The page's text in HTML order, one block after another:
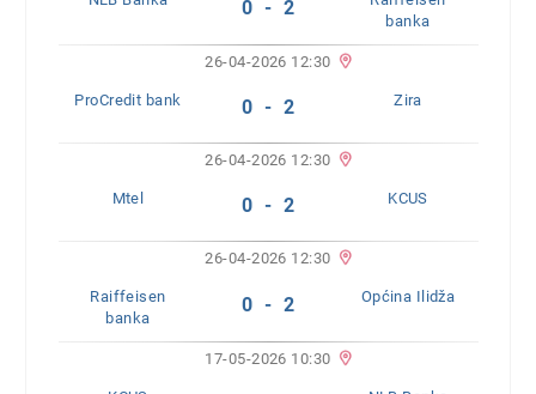
0 - 2
banka
26-04-2026 12:30
ProCredit bank 0 - 2 Zira
26-04-2026 12:30
Mtel 0 - 2 KCUS
26-04-2026 12:30
Raiffeisen
banka
0 - 2 Općina Ilidža
17-05-2026 10:30